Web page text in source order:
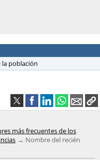
la población
más frecuentes de los
Nombre del recién